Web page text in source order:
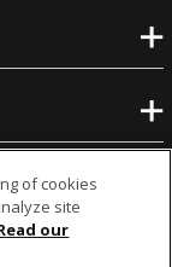
of cookies
site
our